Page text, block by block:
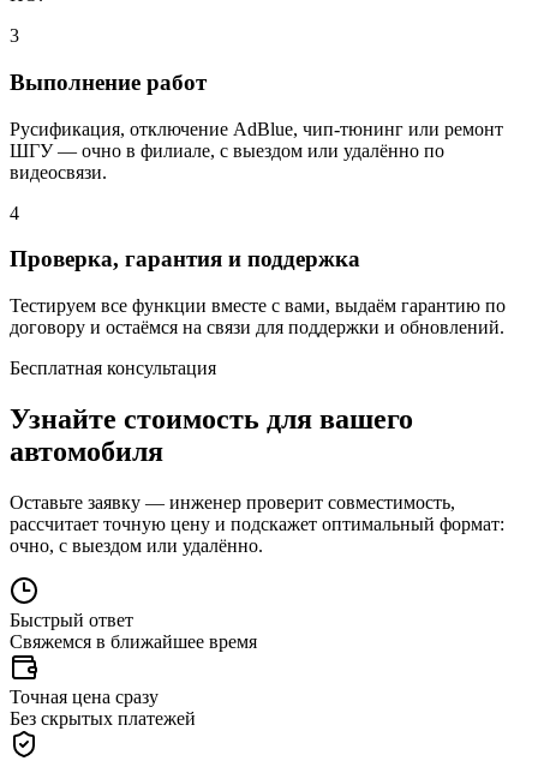
3
Выполнение работ
Русификация, отключение AdBlue, чип-тюнинг или ремонт
ШГУ — очно в филиале, с выездом или удалённо по
видеосвязи.
4
Проверка, гарантия и поддержка
Тестируем все функции вместе с вами, выдаём гарантию по
договору и остаёмся на связи для поддержки и обновлений.
Бесплатная консультация
Узнайте стоимость для вашего
автомобиля
Оставьте заявку — инженер проверит совместимость,
рассчитает точную цену и подскажет оптимальный формат:
очно, с выездом или удалённо.
Быстрый ответ
Свяжемся в ближайшее время
Точная цена сразу
Без скрытых платежей